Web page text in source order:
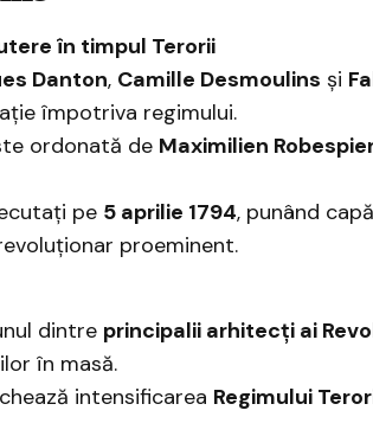
în timpul Terorii
Danton, Camille Desmoulins și
împotriva regimului.
ordonată de Maximilien
pe 5 aprilie 1794, punând
proeminent.
dintre principalii arhitecți ai
în masă.
intensificarea Regimului